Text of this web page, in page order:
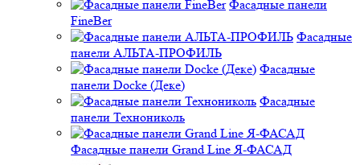
Фасадные панели
FineBer
Фасадные
панели АЛЬТА-ПРОФИЛЬ
Фасадные
панели Docke (Деке)
Фасадные
панели Технониколь
Фасадные панели Grand Line Я-ФАСАД